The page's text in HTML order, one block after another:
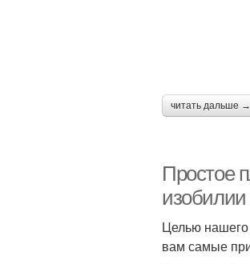
читать дальше →
Простое
изобилии
Целью нашего
вам самые